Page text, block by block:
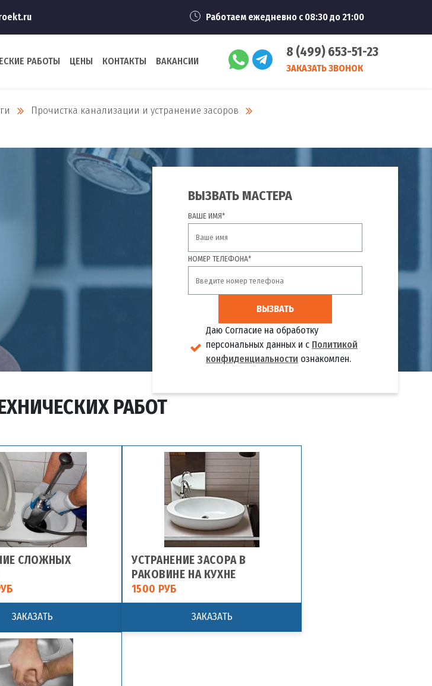
Работаем ежедневно с 08:30 до 21:00
РАБОТЫ ЦЕНЫ КОНТАКТЫ ВАКАНСИИ
8 (499) 653-51-23
ЗАКАЗАТЬ ЗВОНОК
Прочистка канализации и устранение засоров
ВЫЗВАТЬ МАСТЕРА
ВАШЕ ИМЯ*
НОМЕР ТЕЛЕФОНА*
ВЫЗВАТЬ
Даю Согласие на обработку
персональных данных и с Политикой
конфиденциальности ознакомлен.
РАБОТ
СЛОЖНЫХ
ЗАКАЗАТЬ
УСТРАНЕНИЕ ЗАСОРА В
РАКОВИНЕ НА КУХНЕ
1500 РУБ
ЗАКАЗАТЬ